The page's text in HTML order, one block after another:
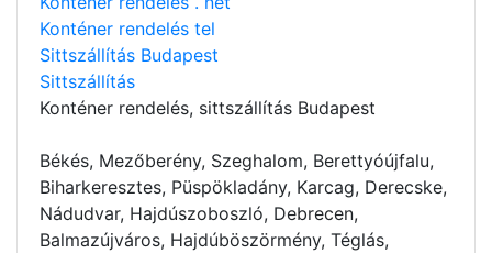
Konténer rendelés tel
Sittszállítás Budapest
Sittszállítás
Konténer rendelés, sittszállítás Budapest
Békés, Mezőberény, Szeghalom, Berettyóújfalu,
Biharkeresztes, Püspökladány, Karcag, Derecske,
Nádudvar, Hajdúszoboszló, Debrecen,
Balmazújváros, Hajdúböszörmény, Téglás,